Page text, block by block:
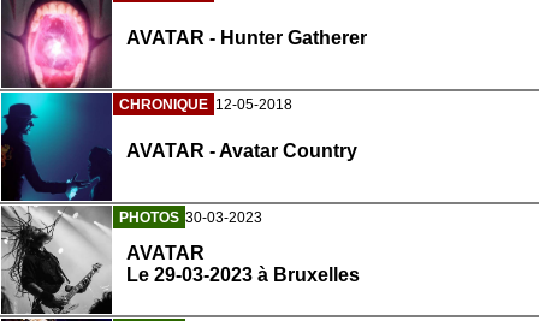
AVATAR - Hunter Gatherer
CHRONIQUE 12-05-2018
AVATAR - Avatar Country
PHOTOS 30-03-2023
AVATAR
Le 29-03-2023 à Bruxelles